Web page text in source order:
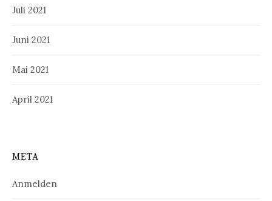
Juli 2021
Juni 2021
Mai 2021
April 2021
META
Anmelden